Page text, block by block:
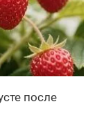
после